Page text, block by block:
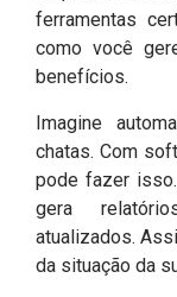
ferramentas
como você
benefícios.
Imagine
chatas. Com
pode fazer
gera
atualizados.
da situação da